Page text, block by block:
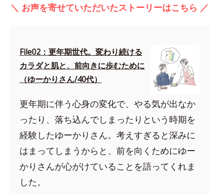
＼ お声を寄せていただいたストーリーはこちら ／
File02：更年期世代。変わり続ける
カラダと肌と、前向きに歩むために
（ゆーかりさん/40代）
更年期に伴う心身の変化で、やる気が出なか
ったり、落ち込んでしまったりという時期を
経験したゆーかりさん。考えすぎると深みに
はまってしまうからと、前を向くためにゆー
かりさんが心がけていることを語ってくれま
した。